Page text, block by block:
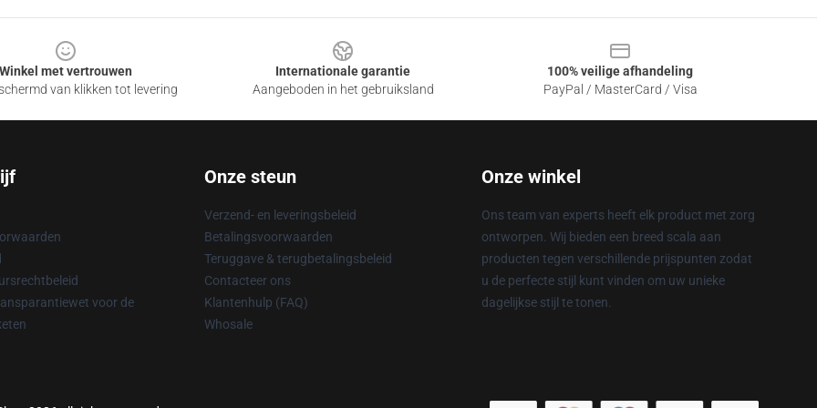
Winkel met vertrouwen
van klikken tot levering
Internationale garantie
Aangeboden in het gebruiksland
100% veilige afhandeling
PayPal / MasterCard / Visa
voor de
Onze steun
Verzend- en leveringsbeleid
Betalingsvoorwaarden
Teruggave & terugbetalingsbeleid
Contacteer ons
Klantenhulp (FAQ)
Whosale
Onze winkel
Ons team van experts heeft elk product met zorg
ontworpen. Wij bieden een breed scala aan
producten tegen verschillende prijspunten zodat
u de perfecte stijl kunt vinden om uw unieke
dagelijkse stijl te tonen.